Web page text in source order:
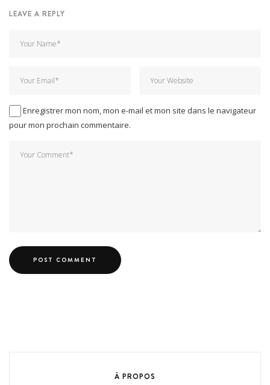
LEAVE A REPLY
Enregistrer mon nom, mon e-mail et mon site dans le navigateur
pour mon prochain commentaire.
À PROPOS